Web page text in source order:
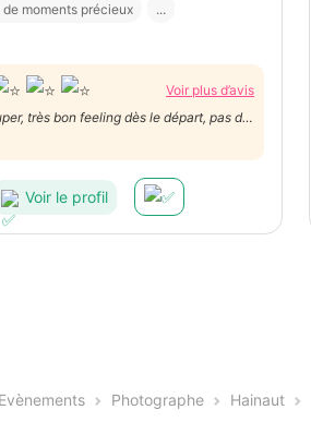
moments précieux ...
Voir plus d’avis
très bon feeling dès le départ, pas de
elle fait de très belles photos dont
aperçu, j'ai hâte de voir les autres ,
j'ai osé le maillot de bain!!! Le prix
Voir le profil
Evènements Photographe Hainaut